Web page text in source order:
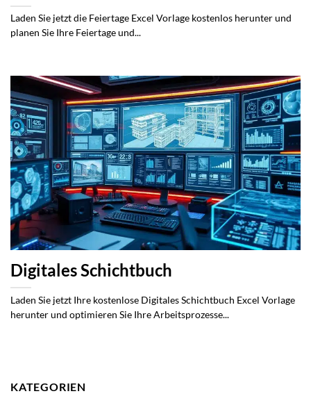
Laden Sie jetzt die Feiertage Excel Vorlage kostenlos herunter und
planen Sie Ihre Feiertage und...
Digitales Schichtbuch
Laden Sie jetzt Ihre kostenlose Digitales Schichtbuch Excel Vorlage
herunter und optimieren Sie Ihre Arbeitsprozesse...
KATEGORIEN